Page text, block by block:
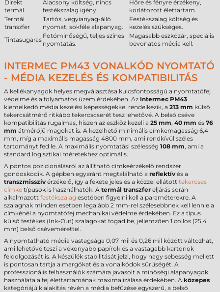
Direkt
termál
Alacsony költség, nincs
festékszalag igény.
Hőre és fényre érzékeny,
korlátozott élettartam.
Termál
transzfer
Tartós, vegyianyag-álló
nyomat, sokféle alapanyag.
Festékszalag költség és
kezelés szükséges.
Tintasugaras
Fotóminőségű, teljes színes
nyomtatás.
Magasabb eszközár, speciális
bevonatos média kell.
INTERMEC PM43 VONALKÓD NYOMTATÓ
- MÉDIA KEZELÉS ÉS KOMPATIBILITÁS
A kellékanyagok helyes megválasztása kulcsfontosságú a nyomtatófej
védelme és a folyamatos üzem érdekében. Az Intermec PM43
kiemelkedő média kezelési képességekkel rendelkezik, a 213 mm külső
tekercsátmérő ritkább tekercscserét tesz lehetővé. A belső cséve
kompatibilitás rugalmas, hiszen az eszköz kezeli a 25 mm, 40 mm és 76
mm átmérőjű magokat is. A kezelhető minimális címkemagasság 6,4
mm, míg a maximális magasság 4800 mm, ami rendkívül széles
tartományt fed le. A maximális nyomtatási szélesség 108 mm, ami a
standard logisztikai méretekhez optimális.
A pontos pozicionálásról az állítható címkeérzékelő rendszer
gondoskodik. A gépben egyaránt megtalálható a reflektív és a
transzmisszív érzékelő, így a fekete jeles és a közzel ellátott tekercses
címke típusok is használhatók. A termál transzfer eljárás során
alkalmazott festékszalag esetében figyelni kell a paraméterekre. A
szalagnak minden esetben legalább 2 mm-rel szélesebbnek kell lennie a
címkénél a nyomtatófej mechanikai védelme érdekében. Ez a típus
külső festékes (Ink-Out) szalagokat fogad be, jellemzően 1 collos (25,4
mm) belső csévemérettel.
A nyomtatható média vastagsága 0,07 mil és 0,26 mil között változhat,
ami lehetővé teszi a vékonyabb papírok és a vastagabb kartonok
feldolgozását is. A készülék stabilitását jelzi, hogy nagy sebesség mellett
is pontosan tartja a margókat és a vonalkódok sűrűségét. A
professzionális felhasználók számára javasolt a minőségi alapanyagok
használata a fej élettartamának maximalizálása érdekében. A közepes
kategóriájú kialakítás révén a média befűzése egyszerű, a belső